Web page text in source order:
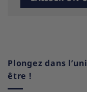
Plongez dans
être !